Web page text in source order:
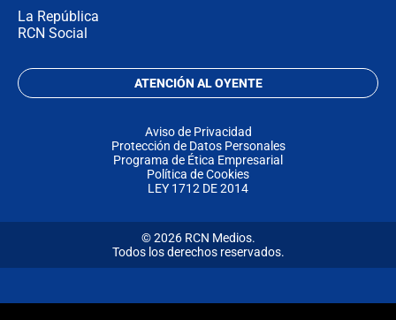
La República
RCN Social
ATENCIÓN AL OYENTE
Aviso de Privacidad
Protección de Datos Personales
Programa de Ética Empresarial
Política de Cookies
LEY 1712 DE 2014
© 2026 RCN Medios.
Todos los derechos reservados.